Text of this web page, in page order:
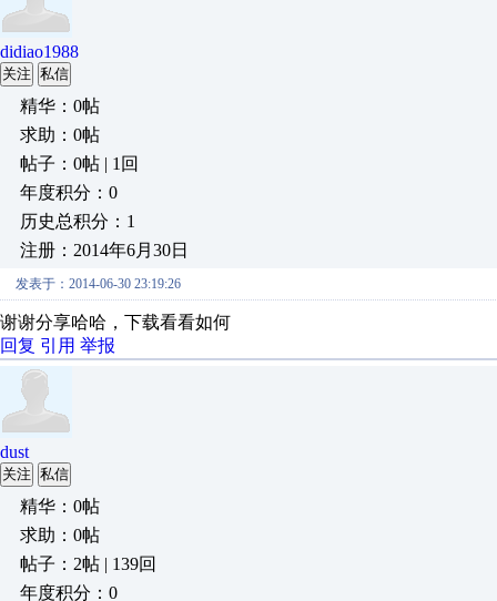
didiao1988
关注 私信
精华：0帖
求助：0帖
帖子：0帖 | 1回
年度积分：0
历史总积分：1
注册：2014年6月30日
发表于：2014-06-30 23:19:26
谢谢分享哈哈，下载看看如何
回复 引用 举报
dust
关注 私信
精华：0帖
求助：0帖
帖子：2帖 | 139回
年度积分：0